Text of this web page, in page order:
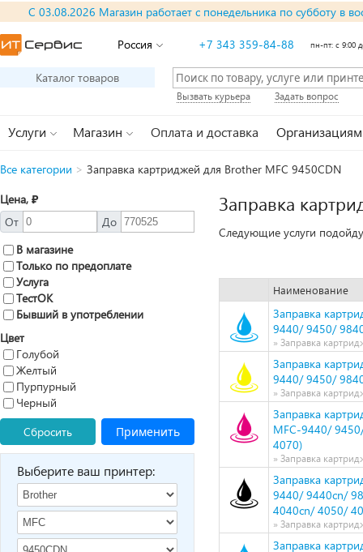
С 03.08.2026 Магазин работает с понедельника по субботу в
Россия +7 343 359-84-88 пн-пт: с 9:00
Каталог товаров
Вызвать курьера Задать вопрос
Услуги Магазин Оплата и доставка Организациям
Все категории > Заправка картриджей для Brother MFC 9450CDN
Цена, ₽
От
До
В магазине
Только по предоплате
Услуга
ТестОК
Бывший в употреблении
Цвет
Голубой
Желтый
Пурпурный
Черный
Сбросить
Применить
Выберите ваш принтер:
Заправка
Следующие услуги
Наименование
Заправка
9440/ 9450/
» Заправка
Заправка
9440/ 9450/
» Заправка
Заправка
MFC-9440/
4070)
» Заправка
Заправка
9440/ 9440cn/
4040cn/ 4050/
» Заправка
Заправка